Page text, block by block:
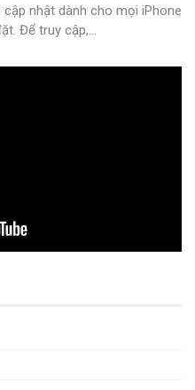
cập nhật dành cho mọi iPhone
Để truy cập,…